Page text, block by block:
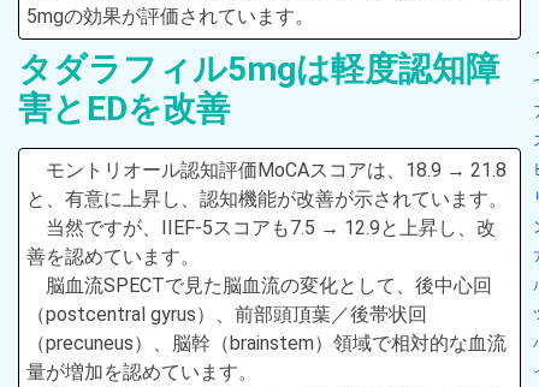
5mgの効果が評価されています。
タダラフィル5mgは軽度認知障
害とEDを改善
モントリオール認知評価MoCAスコアは、18.9 → 21.8
と、有意に上昇し、認知機能が改善が示されています。
当然ですが、IIEF-5スコアも7.5 → 12.9と上昇し、改
善を認めています。
脳血流SPECTで見た脳血流の変化として、後中心回
（postcentral gyrus）、前部頭頂葉／後帯状回
（precuneus）、脳幹（brainstem）領域で相対的な血流
量が増加を認めています。